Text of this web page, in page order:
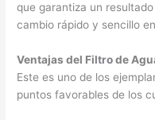
que garantiza un
cambio rápido y sencillo
Ventajas del Filtro de
Este es uno de los
puntos favorables de los